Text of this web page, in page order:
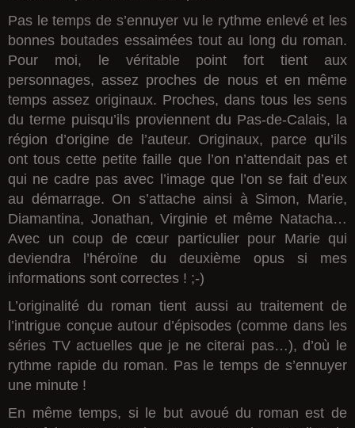
Pas le temps de s’ennuyer vu le rythme enlevé et les
bonnes boutades essaimées tout au long du roman.
Pour moi, le véritable point fort tient aux
personnages, assez proches de nous et en même
temps assez originaux. Proches, dans tous les sens
du terme puisqu’ils proviennent du Pas-de-Calais, la
région d’origine de l’auteur. Originaux, parce qu’ils
ont tous cette petite faille que l’on n’attendait pas et
qui ne cadre pas avec l’image que l’on se fait d’eux
au démarrage. On s’attache ainsi à Simon, Marie,
Diamantina, Jonathan, Virginie et même Natacha…
Avec un coup de cœur particulier pour Marie qui
deviendra l’héroïne du deuxième opus si mes
informations sont correctes ! ;-)
L’originalité du roman tient aussi au traitement de
l’intrigue conçue autour d’épisodes (comme dans les
séries TV actuelles que je ne citerai pas…), d’où le
rythme rapide du roman. Pas le temps de s’ennuyer
une minute !
En même temps, si le but avoué du roman est de